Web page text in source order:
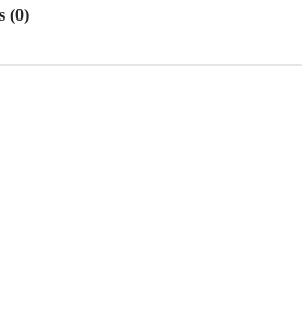
(0)